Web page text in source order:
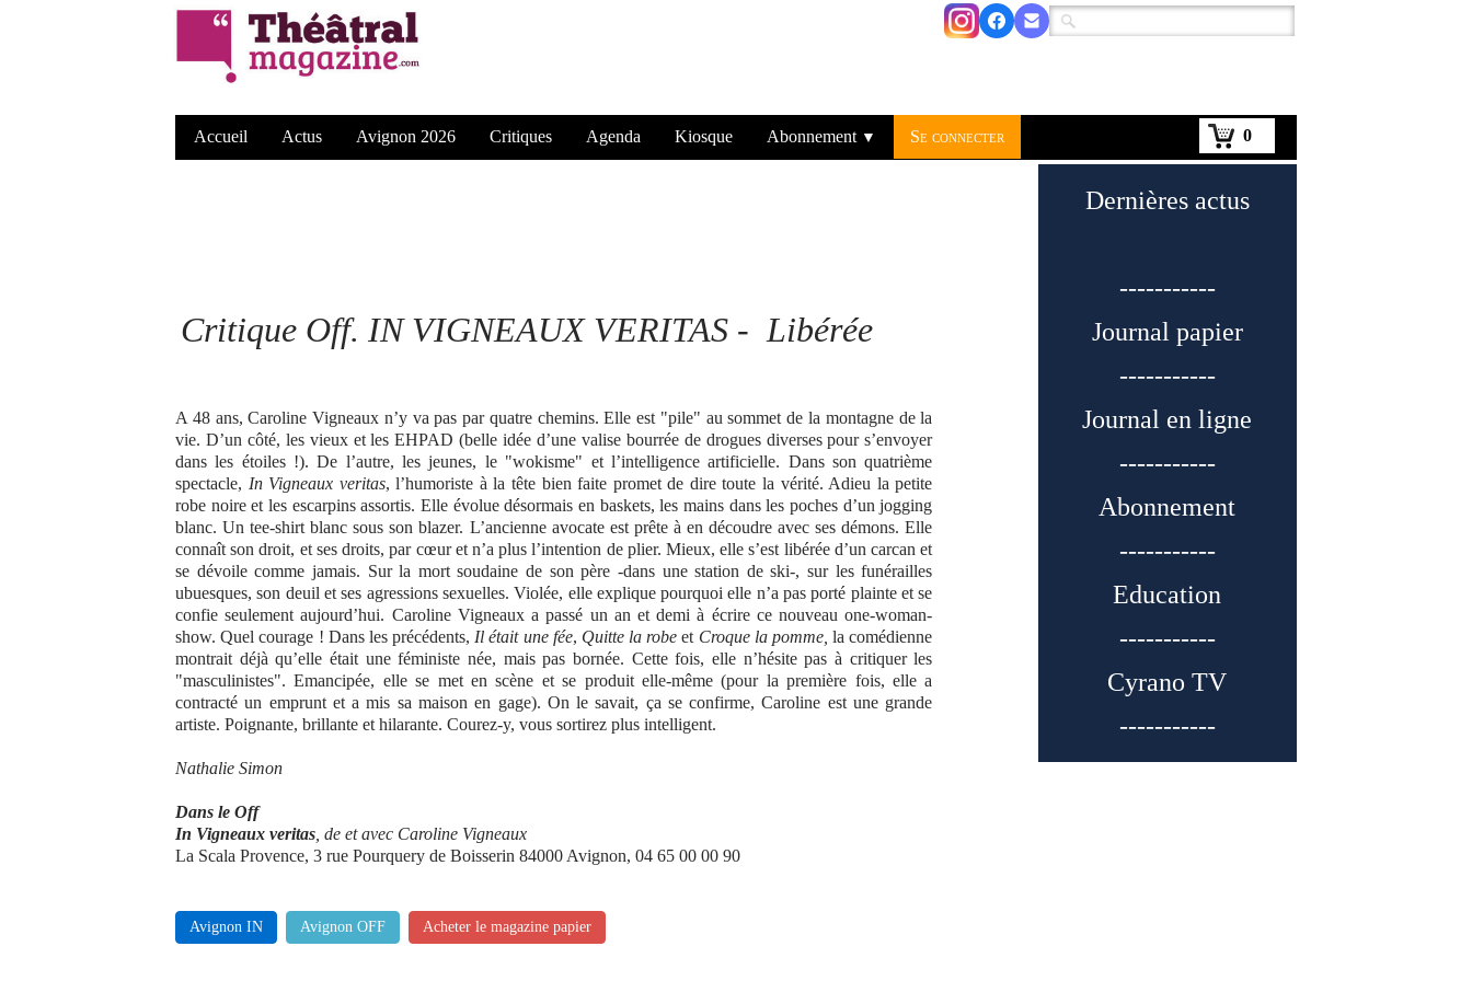
0
Accueil Actus Avignon 2026 Critiques Agenda Kiosque Abonnement ▼ Se connecter
Critique Off. IN VIGNEAUX VERITAS - Libérée
A 48 ans, Caroline Vigneaux n’y va pas par quatre chemins. Elle est "pile" au sommet de la montagne de la
vie. D’un côté, les vieux et les EHPAD (belle idée d’une valise bourrée de drogues diverses pour s’envoyer
dans les étoiles !). De l’autre, les jeunes, le "wokisme" et l’intelligence artificielle. Dans son quatrième
spectacle, In Vigneaux veritas, l’humoriste à la tête bien faite promet de dire toute la vérité. Adieu la petite
robe noire et les escarpins assortis. Elle évolue désormais en baskets, les mains dans les poches d’un jogging
blanc. Un tee-shirt blanc sous son blazer. L’ancienne avocate est prête à en découdre avec ses démons. Elle
connaît son droit, et ses droits, par cœur et n’a plus l’intention de plier. Mieux, elle s’est libérée d’un carcan et
se dévoile comme jamais. Sur la mort soudaine de son père -dans une station de ski-, sur les funérailles
ubuesques, son deuil et ses agressions sexuelles. Violée, elle explique pourquoi elle n’a pas porté plainte et se
confie seulement aujourd’hui. Caroline Vigneaux a passé un an et demi à écrire ce nouveau one-woman-
show. Quel courage ! Dans les précédents, Il était une fée, Quitte la robe et Croque la pomme, la comédienne
montrait déjà qu’elle était une féministe née, mais pas bornée. Cette fois, elle n’hésite pas à critiquer les
"masculinistes". Emancipée, elle se met en scène et se produit elle-même (pour la première fois, elle a
contracté un emprunt et a mis sa maison en gage). On le savait, ça se confirme, Caroline est une grande
artiste. Poignante, brillante et hilarante. Courez-y, vous sortirez plus intelligent.
Nathalie Simon
Dans le Off
In Vigneaux veritas , de et avec Caroline Vigneaux
La Scala Provence, 3 rue Pourquery de Boisserin 84000 Avignon, 04 65 00 00 90
Avignon IN Avignon OFF Acheter le magazine papier
Dernières actus
-----------
Journal papier
-----------
Journal en ligne
-----------
Abonnement
-----------
Education
-----------
Cyrano TV
-----------